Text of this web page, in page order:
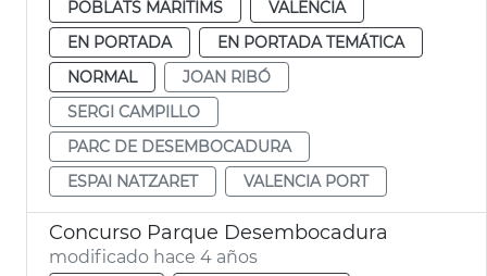
POBLATS MARITIMS
VALENCIA
EN PORTADA
EN PORTADA TEMÁTICA
NORMAL
JOAN RIBÓ
SERGI CAMPILLO
PARC DE DESEMBOCADURA
ESPAI NATZARET
VALENCIA PORT
Concurso Parque Desembocadura
modificado hace 4 años